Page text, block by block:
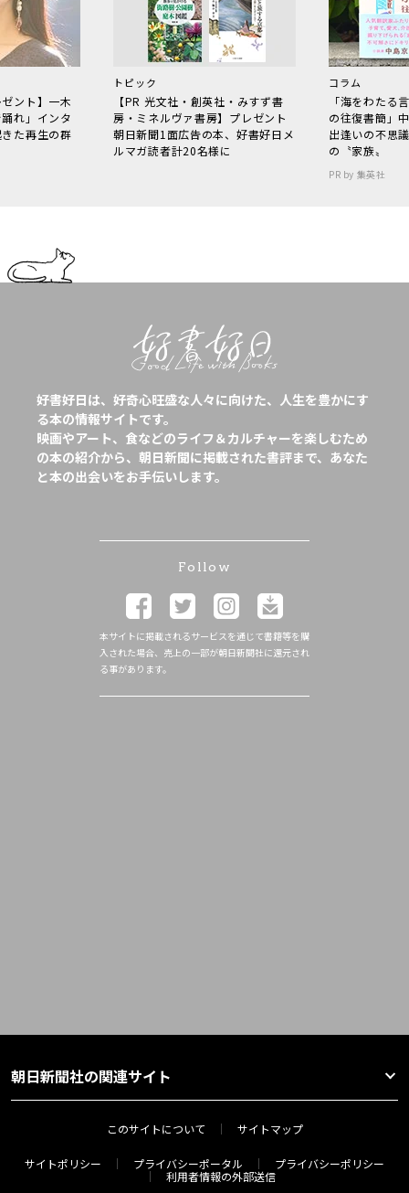
ント】一木
れ」インタ
た再生の群
トピック
【PR 光文社・創英社・みすず書
房・ミネルヴァ書房】プレゼント
朝日新聞1面広告の本、好書好日メ
ルマガ読者計20名様に
コラム
「海をわた
の往復書簡」
出逢いの不思
の〝家族〟
PR by 集英社
好書好日は、好奇心旺盛な人々に向けた、人生を豊かにす
る本の情報サイトです。
映画やアート、食などのライフ＆カルチャーを楽しむため
の本の紹介から、朝日新聞に掲載された書評まで、あなた
と本の出会いをお手伝いします。
Follow
本サイトに掲載されるサービスを通じて書籍等を購
入された場合、売上の一部が朝日新聞社に還元され
る事があります。
朝日新聞社の関連サイト
このサイトについて サイトマップ
サイトポリシー プライバシーポータル
プライバシーポリシー
利用者情報の外部送信